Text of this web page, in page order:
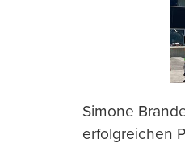
Simone
erfolgreichen